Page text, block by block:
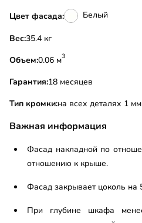
Цвет фасада: Белый
Вес:
35.4 кг
Объем:
0.06 м3
Гарантия:18 месяцев
Тип кромки:на всех деталях 1 мм
Важная информация
Фасад накладной по
отношению к крыше.
Фасад закрывает цоколь на
При глубине шкафа